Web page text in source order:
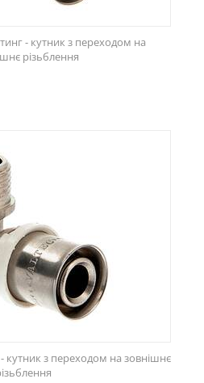
- кутник з переходом на
різьблення
кутник з переходом на зовнішнє